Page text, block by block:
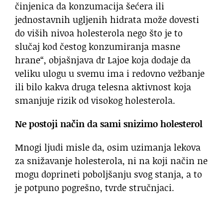
činjenica da konzumacija šećera ili
jednostavnih ugljenih hidrata može dovesti
do viših nivoa holesterola nego što je to
slučaj kod čestog konzumiranja masne
hrane“, objašnjava dr Lajoe koja dodaje da
veliku ulogu u svemu ima i redovno vežbanje
ili bilo kakva druga telesna aktivnost koja
smanjuje rizik od visokog holesterola.
Ne postoji način da sami snizimo holesterol
Mnogi ljudi misle da, osim uzimanja lekova
za snižavanje holesterola, ni na koji način ne
mogu doprineti poboljšanju svog stanja, a to
je potpuno pogrešno, tvrde stručnjaci.